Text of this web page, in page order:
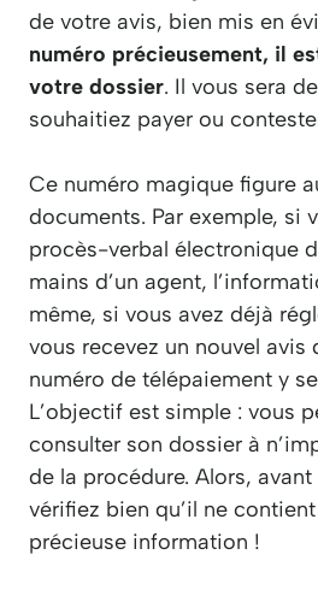
de votre avis, bien mis en
numéro précieusement, il
votre dossier. Il vous sera
souhaitiez payer ou
Ce numéro magique figure
documents. Par exemple, si
procès-verbal électronique
mains d’un agent,
même, si vous avez déjà
vous recevez un nouvel avis
numéro de télépaiement y
L’objectif est simple : vous
consulter son dossier à
de la procédure. Alors,
vérifiez bien qu’il ne
précieuse information !